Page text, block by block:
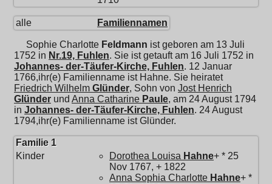
alle Familiennamen
Sophie Charlotte Feldmann ist geboren am 13 Juli
1752 in Nr.19, Fuhlen. Sie ist getauft am 16 Juli 1752 in
Johannes- der-Täufer-Kirche, Fuhlen. 12 Januar
1766,ihr(e) Familienname ist Hahne. Sie heiratet
Friedrich Wilhelm Glünder, Sohn von Jost Henrich
Glünder und Anna Catharine Paule, am 24 August 1794
in Johannes- der-Täufer-Kirche, Fuhlen. 24 August
1794,ihr(e) Familienname ist Glünder.
Familie 1
Kinder
Dorothea Louisa Hahne+ * 25
Nov 1767, + 1822
Anna Sophia Charlotte Hahne+ *